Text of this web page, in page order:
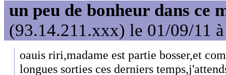
un peu de bonheur dans ce
(93.14.211.xxx) le 01/09/11
oauis riri,madame est partie bosser,et
longues sorties ces derniers